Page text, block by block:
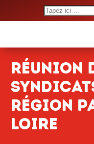
Search
for:
Réunion
syndicats
région
Loire